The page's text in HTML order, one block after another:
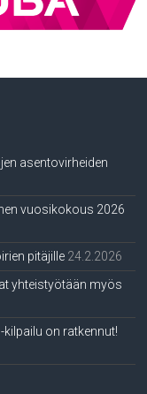
asentovirheiden
vuosikokous 2026
pitäjille 24.2.2026
yhteistyötään myös
kilpailu on ratkennut!